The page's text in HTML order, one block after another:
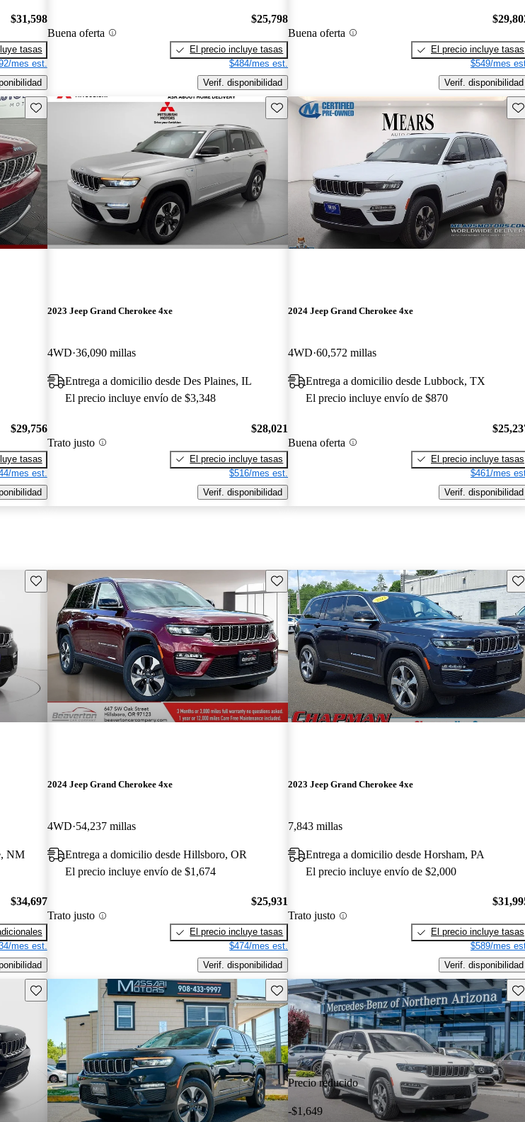
$31,598
tasas
mes est.
Buena oferta
$25,798
El precio incluye tasas
$484/mes est.
Verif. disponibilidad
Buena oferta
El precio incluye tasas
$549/mes
Verif. disponibilidad
Guarda este Aviso
$29,756
tasas
mes est.
Guarda este Aviso
2023 Jeep Grand Cherokee 4xe
4WD 36,090 millas
Entrega a domicilio desde Des Plaines, IL
El precio incluye envío de $3,348
Trato justo
$28,021
El precio incluye tasas
$516/mes est.
Verif. disponibilidad
2024 Jeep Grand Cherokee 4xe
4WD 60,572 millas
Entrega a domicilio desde Lubbock, TX
El precio incluye envío de $870
Buena oferta
El precio incluye tasas
$461/mes
Verif. disponibilidad
Guarda este Aviso
NM
$34,697
mes est.
Guarda este Aviso
2024 Jeep Grand Cherokee 4xe
4WD 54,237 millas
Entrega a domicilio desde Hillsboro, OR
El precio incluye envío de $1,674
Trato justo
$25,931
El precio incluye tasas
$474/mes est.
Verif. disponibilidad
2023 Jeep Grand Cherokee 4xe
7,843 millas
Entrega a domicilio desde Horsham, PA
El precio incluye envío de $2,000
Trato justo
El precio incluye tasas
$589/mes
Verif. disponibilidad
Guarda este Aviso Guarda este Aviso
Precio reducido
-$1,649